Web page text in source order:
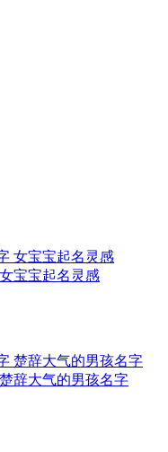
宝宝起名灵感
辞大气的男孩名字